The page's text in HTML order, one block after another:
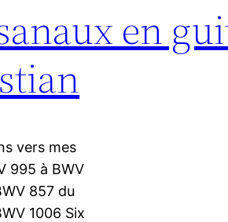
en
vers mes
995 à BWV
857 du
1006 Six